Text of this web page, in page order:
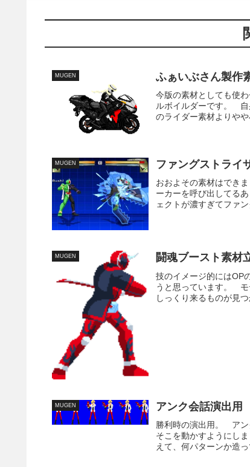
MUGEN ふぁいぶさん製作
今版の素材としても使
ルボイルダーです。 自
のライダー素材よりや
MUGEN ファングストライ
おおよその素材はでき
ーカーを呼び出してる
ェクトが濃すぎてファ
MUGEN 闘魂ブースト素材
技のイメージ的にはOP
うと思っています。 モ
しっくり来るものが見
MUGEN アンク会話演出用
勝利時の演出用。 アン
そこを動かすようにし
えて、何パターンか造